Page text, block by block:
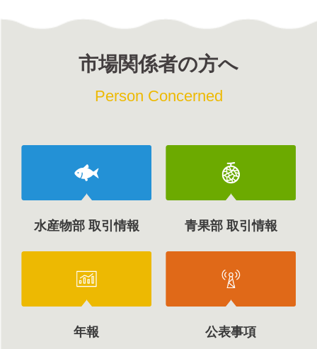
市場関係者の方へ
Person Concerned
水産物部 取引情報 青果部 取引情報
年報 公表事項